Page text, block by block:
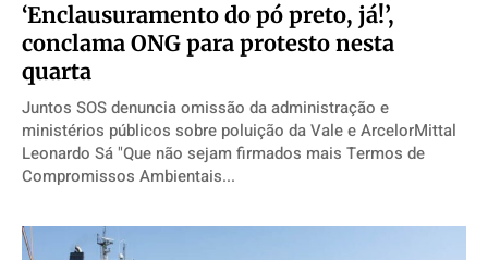
‘Enclausuramento do pó preto, já!’,
conclama ONG para protesto nesta
quarta
Juntos SOS denuncia omissão da administração e
ministérios públicos sobre poluição da Vale e ArcelorMittal
Leonardo Sá "Que não sejam firmados mais Termos de
Compromissos Ambientais...